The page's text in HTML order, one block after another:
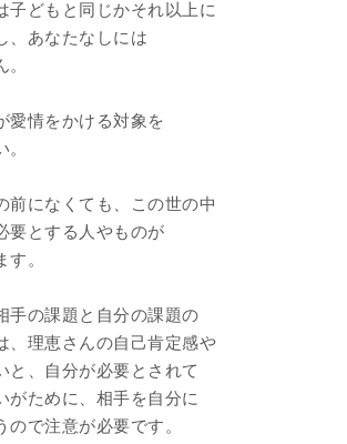
子どもと同じかそれ以上に
、あなたなしには
愛情をかける対象を
前になくても、この世の中
要とする人やものが
。
手の課題と自分の課題の
、理恵さんの自己肯定感や
と、自分が必要とされて
がために、相手を自分に
ので注意が必要です。